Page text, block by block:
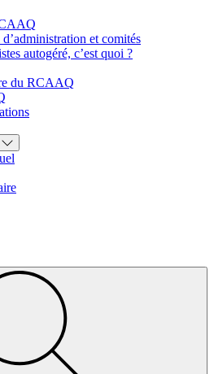
et comités
autogéré, c’est quoi ?
du RCAAQ